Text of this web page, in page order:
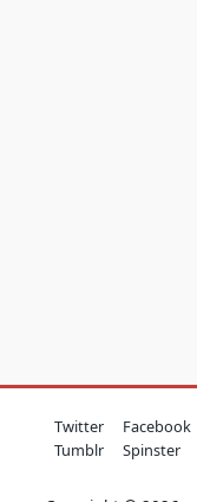
Twitter Facebook
Tumblr
Spinster